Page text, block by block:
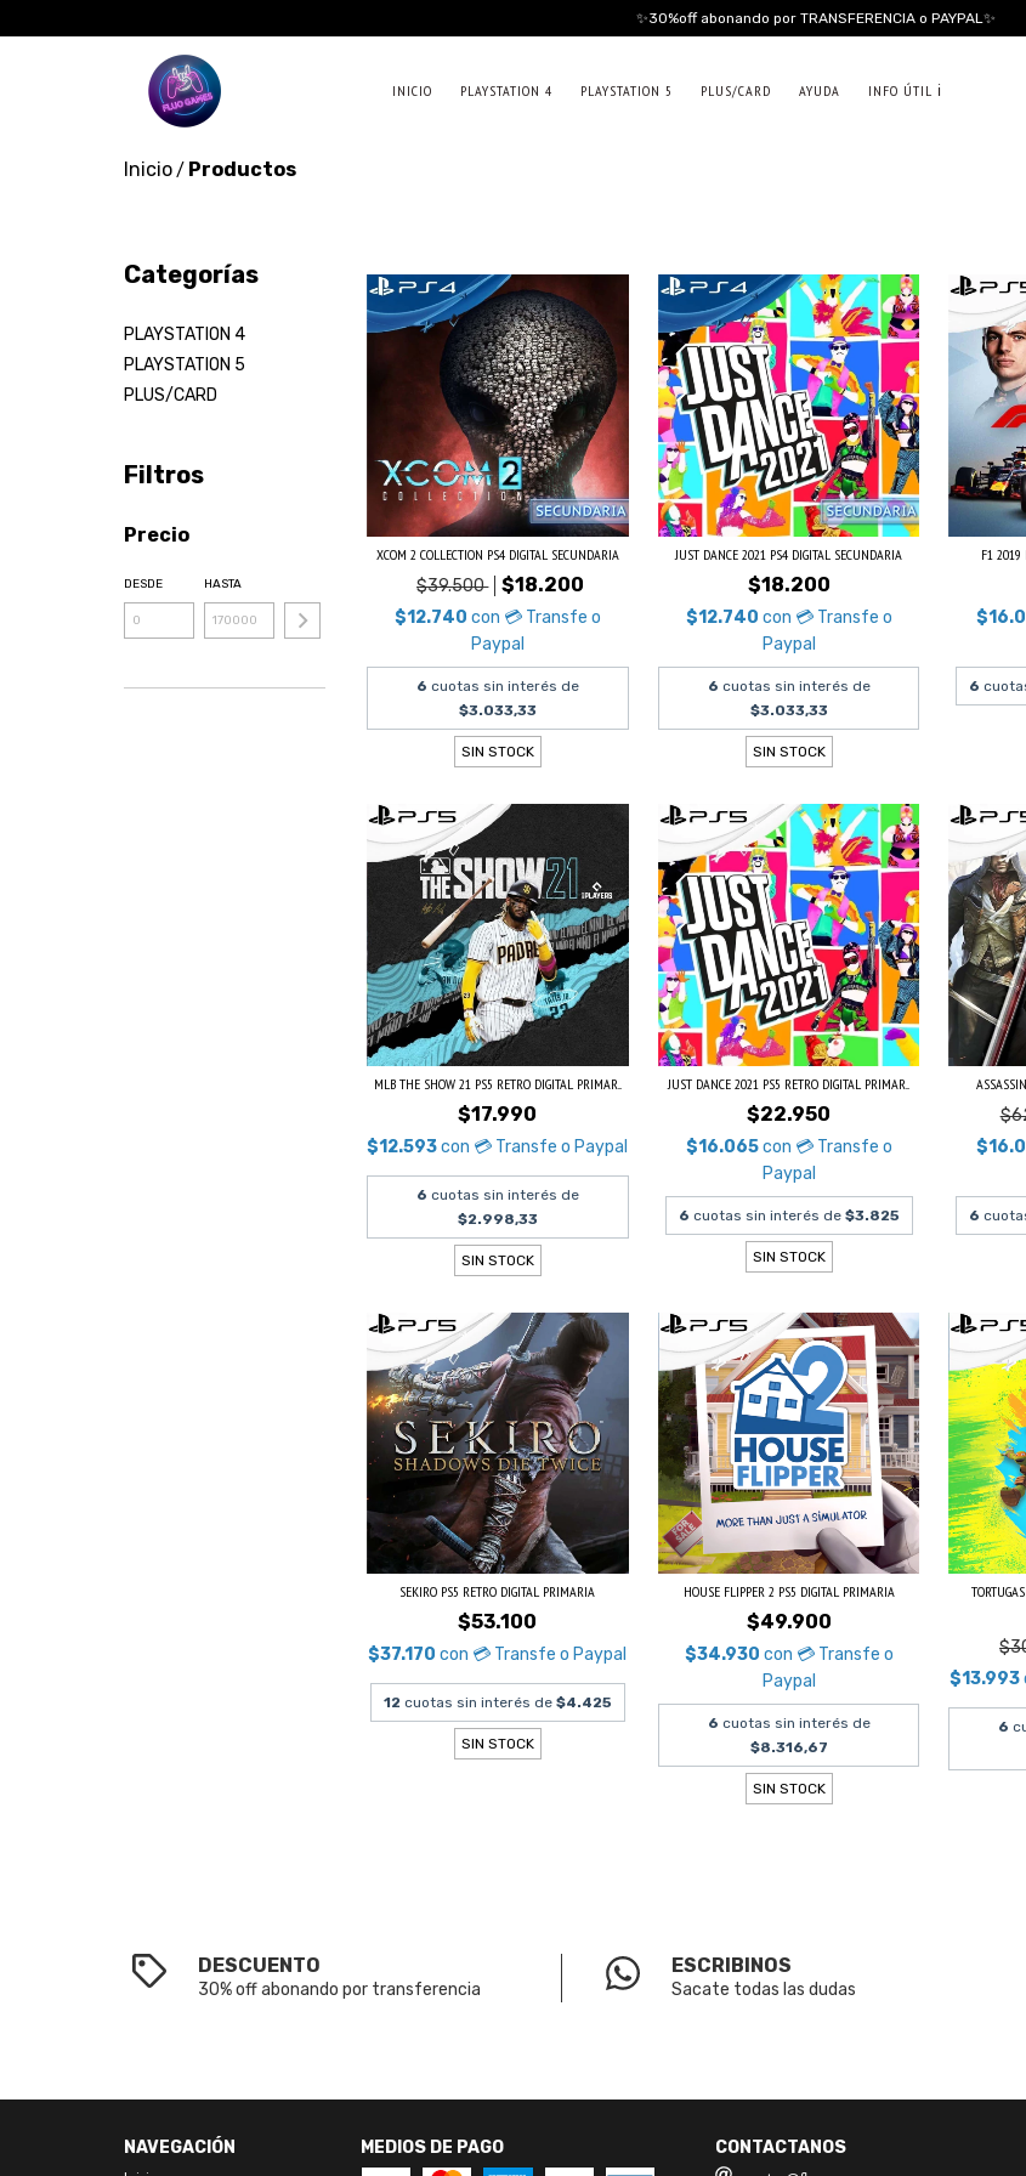
✨30%off abonando por TRANSFERENCIA o PAYPAL✨
INICIO PLAYSTATION 4 PLAYSTATION 5 PLUS/CARD AYUDA INFO ÚTIL ℹ️
Inicio/ Productos
Categorías
PLAYSTATION 4
PLAYSTATION 5
PLUS/CARD
Filtros
Precio
DESDE HASTA
XCOM 2 COLLECTION PS4 DIGITAL SECUNDARIA
$39.500 $18.200
$12.740 con 💳 Transfe o
Paypal
6 cuotas sin interés de
$3.033,33
SIN STOCK
JUST DANCE 2021 PS4 DIGITAL SECUNDARIA
$18.200
$12.740 con 💳 Transfe o
Paypal
6 cuotas sin interés de
$3.033,33
SIN STOCK
F1 2019
6
MLB THE SHOW 21 PS5 RETRO DIGITAL PRIMAR...
$17.990
$12.593con 💳 Transfe o Paypal
6 cuotas sin interés de
$2.998,33
SIN STOCK
JUST DANCE 2021 PS5 RETRO DIGITAL PRIMAR...
$22.950
$16.065con 💳 Transfe o
Paypal
6 cuotas sin interés de $3.825
SIN STOCK
6
SEKIRO PS5 RETRO DIGITAL PRIMARIA
$53.100
$37.170con 💳 Transfe o Paypal
12 cuotas sin interés de $4.425
SIN STOCK
HOUSE FLIPPER 2 PS5 DIGITAL PRIMARIA
$49.900
$34.930 con 💳 Transfe o
Paypal
6 cuotas sin interés de
$8.316,67
SIN STOCK
$13.993
6
DESCUENTO
30% off abonando por transferencia
ESCRIBINOS
Sacate todas las dudas
NAVEGACIÓN MEDIOS DE PAGO CONTACTANOS